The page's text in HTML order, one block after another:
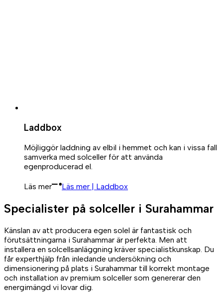
Laddbox
Möjliggör laddning av elbil i hemmet och kan i vissa fall
samverka med solceller för att använda
egenproducerad el.
Läs mer Läs mer | Laddbox
Specialister på solceller i Surahammar
Känslan av att producera egen solel är fantastisk och
förutsättningarna i Surahammar är perfekta. Men att
installera en solcellsanläggning kräver specialistkunskap. Du
får experthjälp från inledande undersökning och
dimensionering på plats i Surahammar till korrekt montage
och installation av premium solceller som genererar den
energimängd vi lovar dig.